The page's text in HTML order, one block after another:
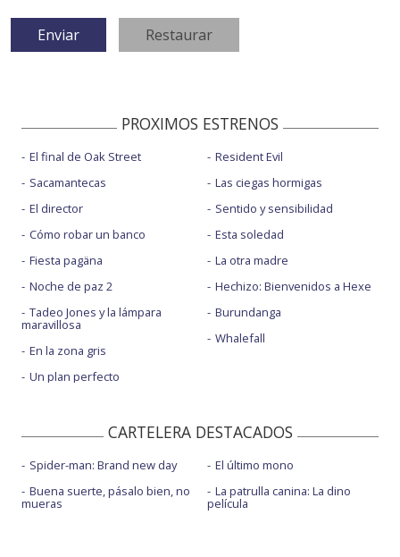
PROXIMOS ESTRENOS
El final de Oak Street
Sacamantecas
El director
Cómo robar un banco
Fiesta pagäna
Noche de paz 2
Tadeo Jones y la lámpara
maravillosa
En la zona gris
Un plan perfecto
Resident Evil
Las ciegas hormigas
Sentido y sensibilidad
Esta soledad
La otra madre
Hechizo: Bienvenidos a Hexe
Burundanga
Whalefall
CARTELERA DESTACADOS
Spider-man: Brand new day
Buena suerte, pásalo bien, no
mueras
El último mono
La patrulla canina: La dino
película